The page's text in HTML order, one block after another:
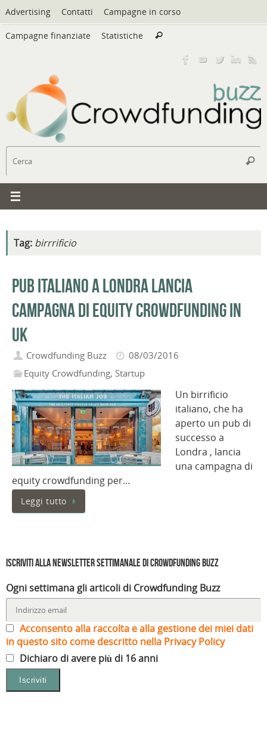
Vai
al
contenuto
Advertising Contatti Campagne in corso
Campagne finanziate Statistiche Cerca
Cerca
Tag: birrrificio
Pub italiano a Londra lancia
campagna di equity crowdfunding in
UK
Crowdfunding Buzz
08/03/2016
Equity Crowdfunding, Startup
Un birrificio
italiano, che ha
aperto un pub di
successo a
Londra , lancia
una campagna di
equity crowdfunding per…
Leggi tutto
Iscriviti alla Newsletter settimanale di Crowdfunding Buzz
Ogni settimana gli articoli di Crowdfunding Buzz
Acconsento alla raccolta e alla gestione dei miei dati
in questo sito come descritto nella Privacy Policy
Dichiaro di avere più di 16 anni